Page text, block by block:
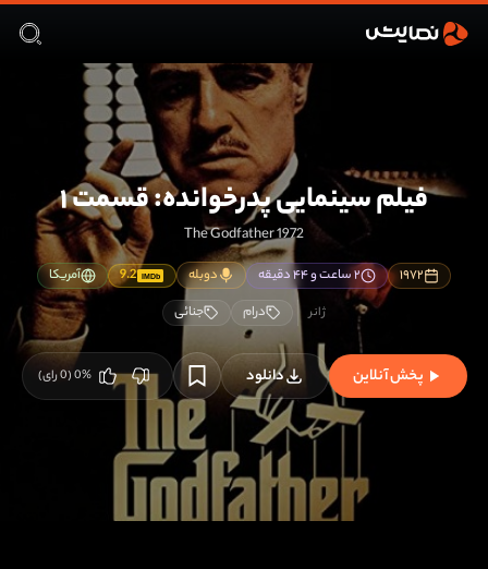
فیلم سینمایی پدرخوانده: قسمت ۱
The Godfather 1972
۱۹۷۲ ۲ ساعت و ۴۴ دقیقه دوبله IMDb
9.2
آمریکا
درام
جنائی
پخش آنلاین دانلود 0%
(
0رای)